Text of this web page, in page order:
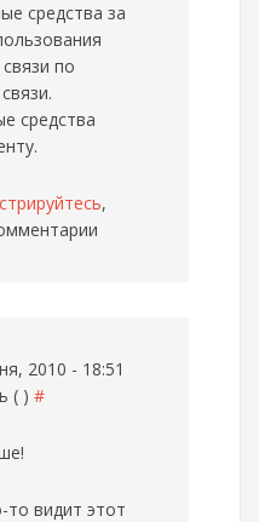
средства за
по
средства
,
2010 - 18:51
( ) #
видит этот